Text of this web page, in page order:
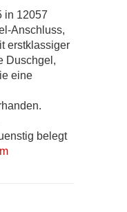
in 12057
Anschluss,
erstklassiger
Duschgel,
eine
belegt